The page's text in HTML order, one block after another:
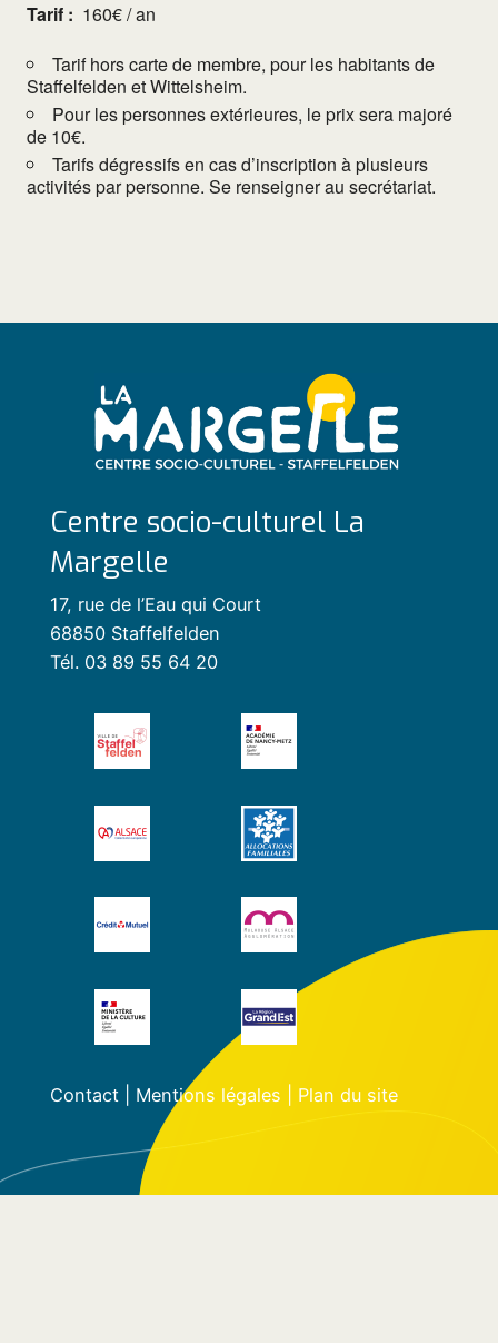
Tarif : 160€ / an
Tarif hors carte de membre, pour les habitants de
Staffelfelden et Wittelsheim.
Pour les personnes extérieures, le prix sera majoré
de 10€.
Tarifs dégressifs en cas d’inscription à plusieurs
activités par personne. Se renseigner au secrétariat.
Centre socio-culturel La
Margelle
17, rue de l’Eau qui Court
68850 Staffelfelden
Tél. 03 89 55 64 20
Contact| Mentions légales Plan du site